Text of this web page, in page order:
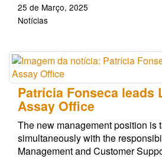
25 de Março, 2025
Notícias
Patrícia Fonseca leads
Assay Office
The new management position is
simultaneously with the
Management and Customer